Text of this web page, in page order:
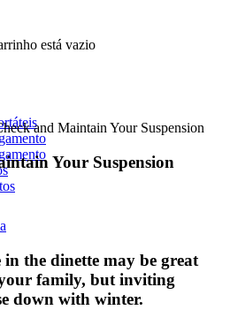
está vazio
and Maintain Your Suspension
Your Suspension
the dinette may be great
family, but inviting
down with winter.